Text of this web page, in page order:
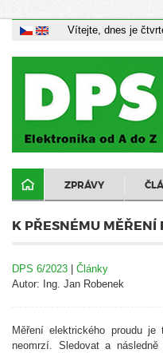
Vítejte, dnes je
ZPRÁVY
K PŘESNÉMU MĚŘENÍ
DPS 6/2023 | Články
Autor: Ing. Jan Robenek
Měření elektrického proudu
neomrzí. Sledovat a